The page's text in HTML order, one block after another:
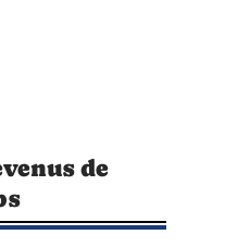
de